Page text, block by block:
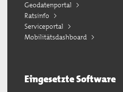
Geodatenportal
Ratsinfo
Serviceportal
Mobilitätsdashboard
Eingesetzte Software